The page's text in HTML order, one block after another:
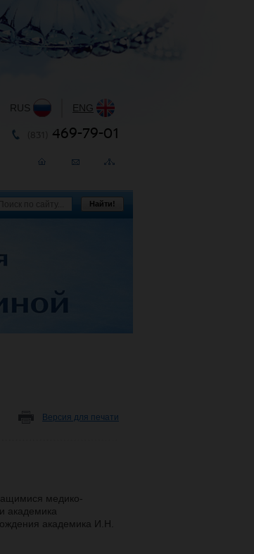
Версия для печати
медико-
академика
академика И.Н.
RUS ENG
469-79-01
Найти!